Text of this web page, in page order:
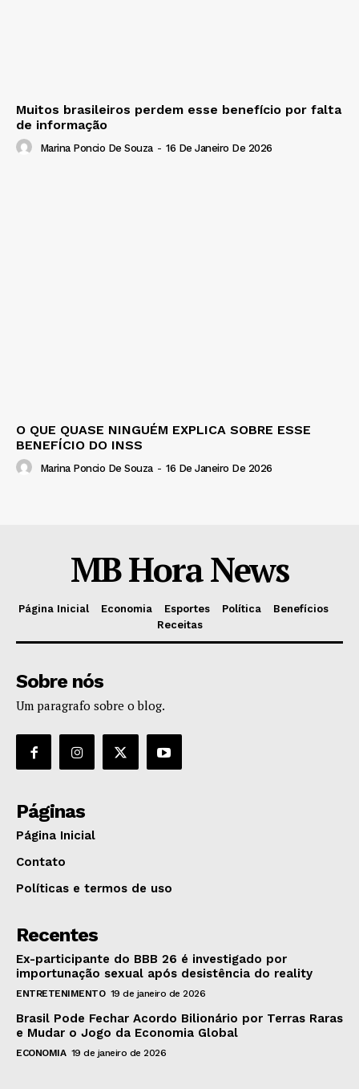
Muitos brasileiros perdem esse benefício por falta
de informação
Marina Poncio De Souza - 16 De Janeiro De 2026
O QUE QUASE NINGUÉM EXPLICA SOBRE ESSE
BENEFÍCIO DO INSS
Marina Poncio De Souza - 16 De Janeiro De 2026
MB Hora News
Página Inicial Economia Esportes Política
Benefícios
Receitas
Sobre nós
Um paragrafo sobre o blog.
Páginas
Página Inicial
Contato
Políticas e termos de uso
Recentes
Ex-participante do BBB 26 é investigado por
importunação sexual após desistência do reality
ENTRETENIMENTO 19 de janeiro de 2026
Brasil Pode Fechar Acordo Bilionário por Terras Raras
e Mudar o Jogo da Economia Global
ECONOMIA 19 de janeiro de 2026